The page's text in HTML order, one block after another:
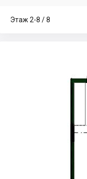
Этаж 2-8 / 8